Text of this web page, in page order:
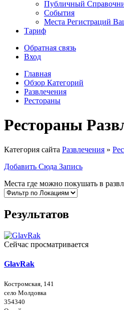
Публичный
События
Места Регистраций
Тариф
Обратная связь
Вход
Главная
Обзор Категорий
Развлечения
Рестораны
Рестораны
Категория сайта Развлечения »
Добавить Сюда Запись
Места где можно покушать в
Результатов
Сейчас просматривается
GlavRak
Костромская, 141
село Молдовка
354340